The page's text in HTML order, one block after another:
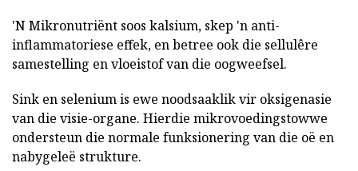
'N Mikronutriënt soos kalsium, skep 'n anti-
inflammatoriese effek, en betree ook die sellulêre
samestelling en vloeistof van die oogweefsel.
Sink en selenium is ewe noodsaaklik vir oksigenasie
van die visie-organe. Hierdie mikrovoedingstowwe
ondersteun die normale funksionering van die oë en
nabygeleë strukture.